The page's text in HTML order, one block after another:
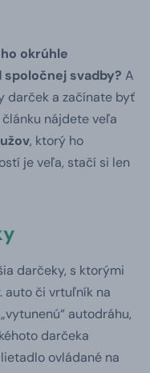
okrúhle
svadby? A
darček a začínate byť
nájdete veľa
, ktorý ho
je veľa, stačí si len
darčeky, s ktorými
auto či vrtuľník na
autodráhu,
darčeka
ovládané na